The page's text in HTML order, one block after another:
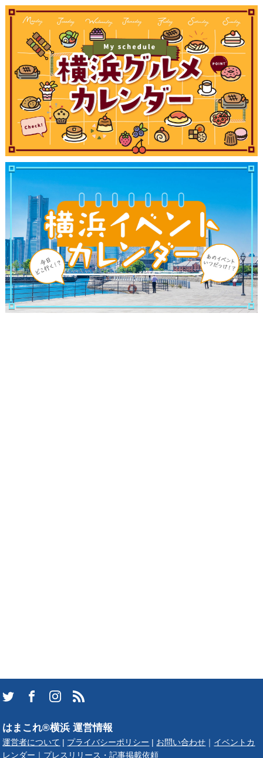
はまこれ®横浜 運営情報
運営者について | プライバシーポリシー | お問い合わせ ｜ イベントカ
レンダー ｜ プレスリリース・記事掲載依頼